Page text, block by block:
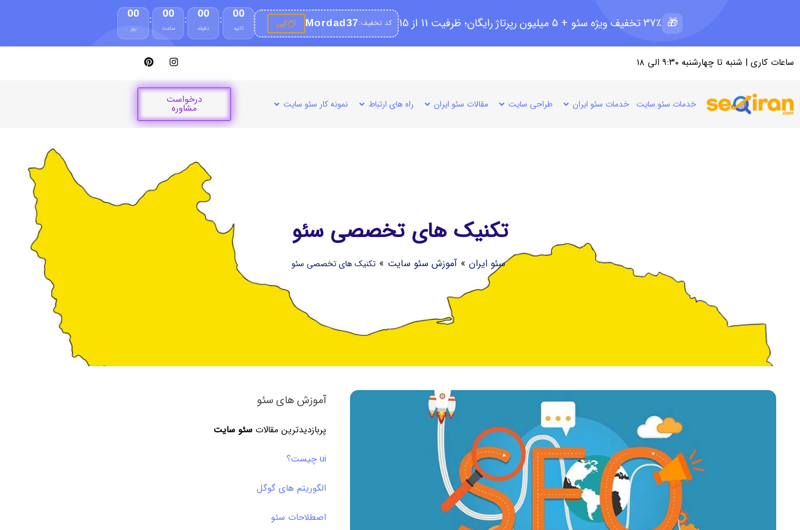
🎁 37٪ تخفیف ویژه سئو + 5 میلیون رپرتاژ رایگان؛ ظرفیت 11 از 15 کد تخفیف:Mordad37 کپی
00
روز
:
00
ساعت
:
00
دقیقه
:
00
ثانیه
ساعات کاری | شنبه تا چهارشنبه ۹:۳۰ الی ۱۸
خدمات سئو سایت خدمات سئو ایران طراحی سایت مقالات سئو ایران راه های ارتباط نمونه کار سئو سایت درخواست
مشاوره
تکنیک های تخصصی سئو
سئو ایران » آموزش سئو سایت » تکنیک های تخصصی سئو
آموزش های سئو
پربازدیدترین مقالاتسئو سایت
ui چیست؟
الگوریتم های گوگل
اصطلاحات سئو